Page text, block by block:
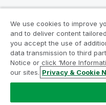
Juridiska avtal
Legal Policies
Legal
Användningsvillkor
Do Not Share My Info
Copyright © 1993-2026
We use cookies to improve
and to deliver content
you accept the use of
data transmission to third
Notice or click ‘More
our sites. Privacy & Cookie